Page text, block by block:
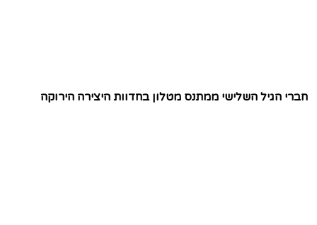
חברי הגיל השלישי ממתנס מטלון בחדוות היצירה הירוקה